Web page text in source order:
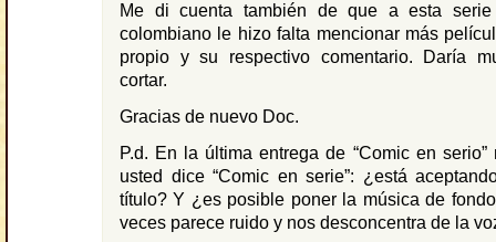
Me di cuenta también de que a esta
colombiano le hizo falta mencionar más
propio y su respectivo comentario. Daría
cortar.
Gracias de nuevo Doc.
P.d. En la última entrega de “Comic en serio”
usted dice “Comic en serie”: ¿está
título? Y ¿es posible poner la música de
veces parece ruido y nos desconcentra de la